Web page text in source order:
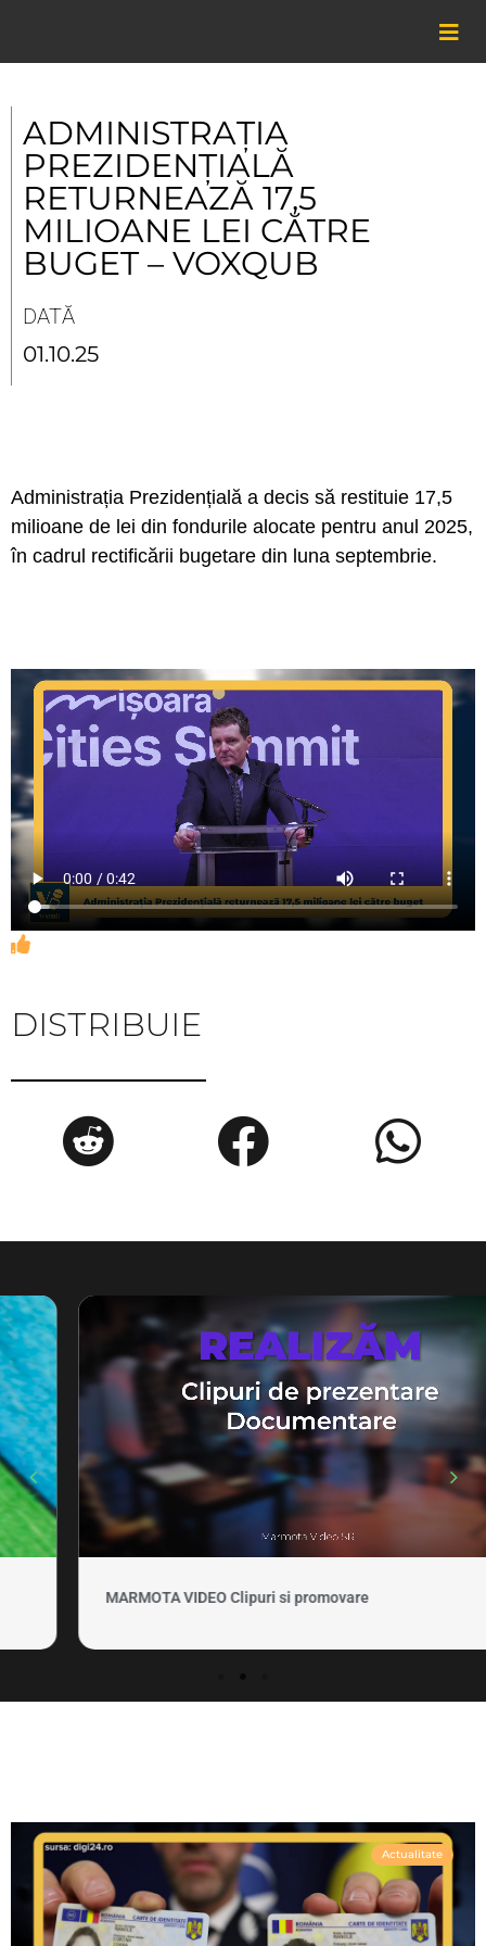
content
ADMINISTRAȚIA
PREZIDENȚIALĂ
RETURNEAZĂ 17,5
MILIOANE LEI CĂTRE
BUGET – VOXQUB
DATĂ
01.10.25
Administrația Prezidențială a decis să restituie 17,5
milioane de lei din fondurile alocate pentru anul 2025,
în cadrul rectificării bugetare din luna septembrie.
DISTRIBUIE
MARMOTA VIDEO Clipuri si promovare
Actualitate